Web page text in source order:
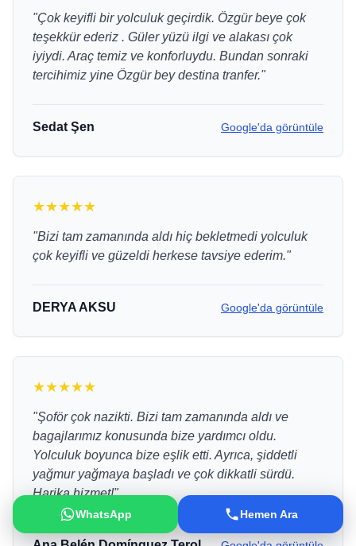
"Çok keyifli bir yolculuk geçirdik. Özgür beye çok
teşekkür ederiz . Güler yüzü ilgi ve alakası çok
iyiydi. Araç temiz ve konforluydu. Bundan sonraki
tercihimiz yine Özgür bey destina tranfer."
Sedat Şen Google'da görüntüle
★★★★★
"Bizi tam zamanında aldı hiç bekletmedi yolculuk
çok keyifli ve güzeldi herkese tavsiye ederim."
DERYA AKSU Google'da görüntüle
★★★★★
"Şoför çok nazikti. Bizi tam zamanında aldı ve
bagajlarımız konusunda bize yardımcı oldu.
Yolculuk boyunca bize eşlik etti. Ayrıca, şiddetli
yağmur yağmaya başladı ve çok dikkatli sürdü.
Harika hizmet!"
WhatsApp Hemen Ara